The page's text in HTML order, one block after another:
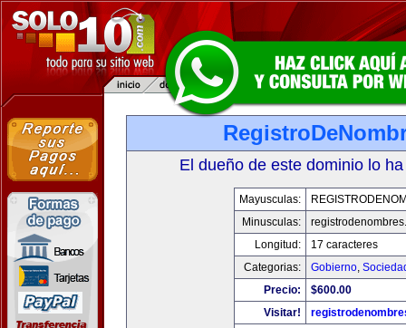
El dueño de este dominio lo
Mayusculas:
Minusculas:
Longitud:
17 caracteres
Categorias:
Gobierno,
Precio:
$600.00
Visitar!